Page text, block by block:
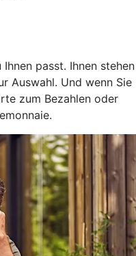
passt. Ihnen stehen
Auswahl. Und wenn Sie
zum Bezahlen oder